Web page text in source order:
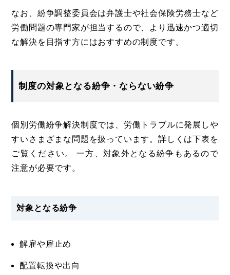
なお、紛争調整委員会は弁護士や社会保険労務士など
労働問題の専門家が担当するので、より迅速かつ適切
な解決を目指す方にはおすすめの制度です。
制度の対象となる紛争・ならない紛争
個別労働紛争解決制度では、労働トラブルに発展しや
すいさまざまな問題を扱っています。詳しくは下表を
ご覧ください。 一方、対象外となる紛争もあるので
注意が必要です。
対象となる紛争
解雇や雇止め
配置転換や出向